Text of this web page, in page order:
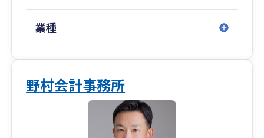
業種
野村会計事務所